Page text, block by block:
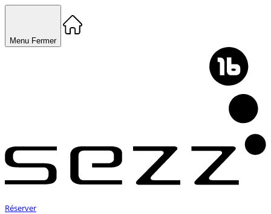
Menu Fermer
Réserver